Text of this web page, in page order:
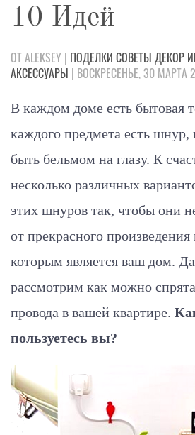
10 Идей
ОТ ALEKSEY | ПОДЕЛКИ СОВЕТЫ ДЕКОР
АКСЕССУАРЫ | ВОСКРЕСЕНЬЕ, 30 МАРТА
В каждом доме есть бытовая
каждого предмета есть
быть бельмом на глазу. К
несколько различных
этих шнуров так, чтобы они
от прекрасного произведения
которым является ваш дом.
рассмотрим как можно
провода в вашей квартире.
пользуетесь вы?